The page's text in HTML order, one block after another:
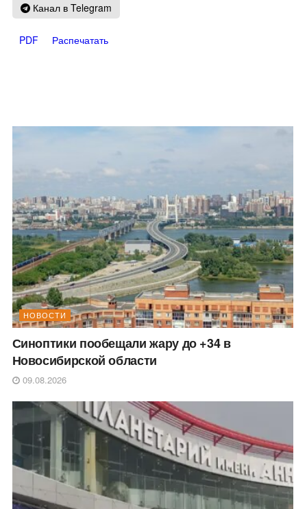
Канал в Telegram
PDF Распечатать
НОВОСТИ
Синоптики пообещали жару до +34 в
Новосибирской области
09.08.2026